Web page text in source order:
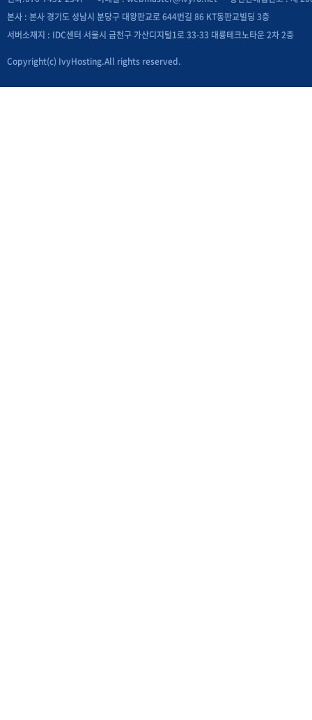
본사 : 본사 경기도 성남시 분당구 대왕판교로 644번길 86 KT동판교빌딩 3층
서버소재지 : IDC센터 서울시 금천구 가산디지털1로 33-33 대륭테크노타운 2차 2층
Copyright(c) IvyHosting.All rights reserved.